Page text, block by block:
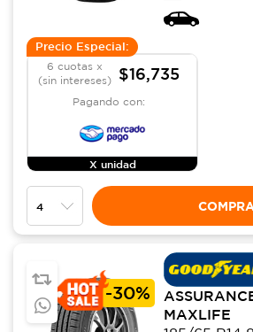
Precio Especial:
6 cuotas x
(sin intereses)
$16,735
Pagando con:
X unidad
-30%
MAXLIFE